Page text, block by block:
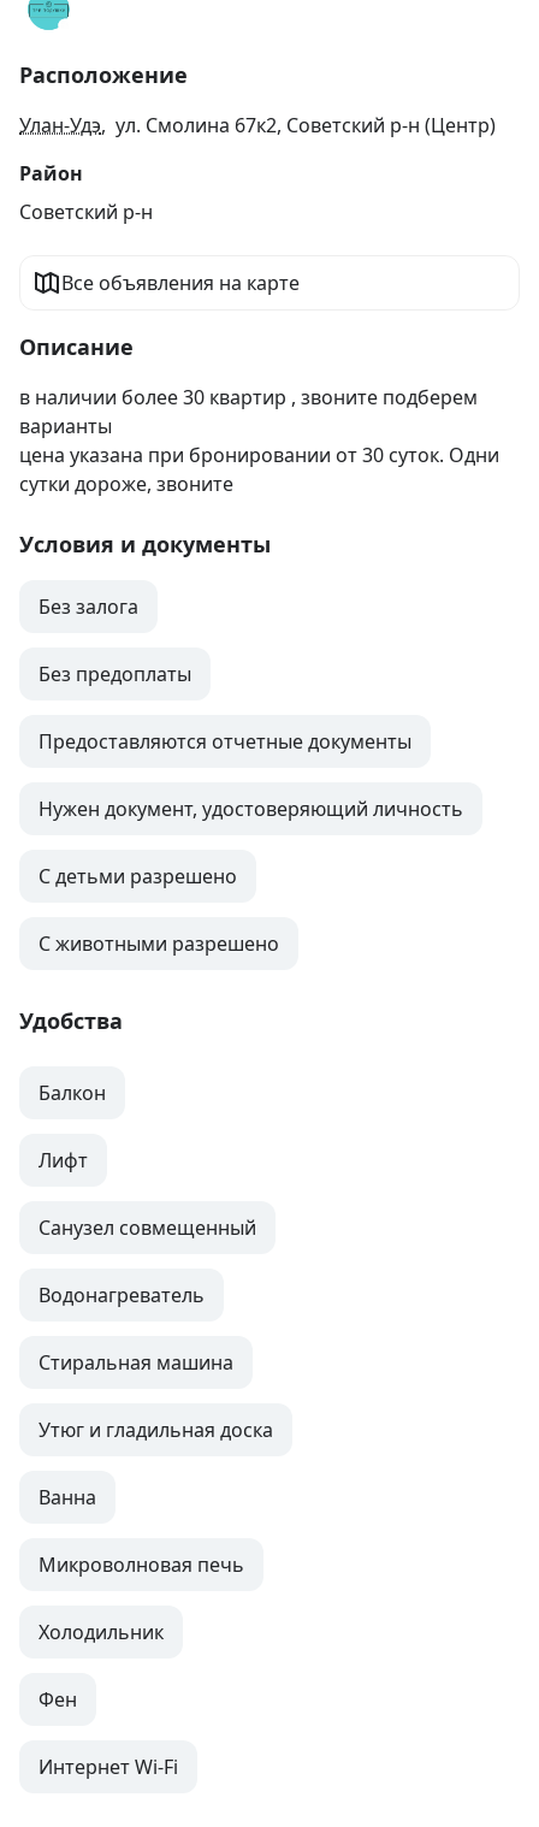
Расположение
Улан-Удэ, ул. Смолина 67к2, Советский р-н (Центр)
Район
Советский р-н
Все объявления на карте
Описание
в наличии более 30 квартир , звоните подберем
варианты
цена указана при бронировании от 30 суток. Одни
сутки дороже, звоните
Условия и документы
Без залога
Без предоплаты
Предоставляются отчетные документы
Нужен документ, удостоверяющий личность
С детьми разрешено
С животными разрешено
Удобства
Балкон
Лифт
Санузел совмещенный
Водонагреватель
Стиральная машина
Утюг и гладильная доска
Ванна
Микроволновая печь
Холодильник
Фен
Интернет Wi-Fi